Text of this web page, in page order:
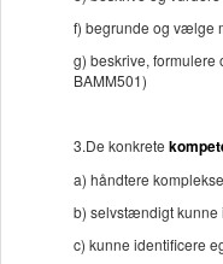
f) begrunde og vælge
g) beskrive,
BAMM501)
3.De konkrete
a) håndtere
b) selvstændigt kunne
c) kunne identificere